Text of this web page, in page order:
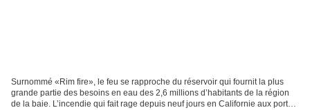
Surnommé «Rim fire», le feu se rapproche du réservoir qui fournit la plus
grande partie des besoins en eau des 2,6 millions d’habitants de la région
de la baie. L’incendie qui fait rage depuis neuf jours en Californie aux portes